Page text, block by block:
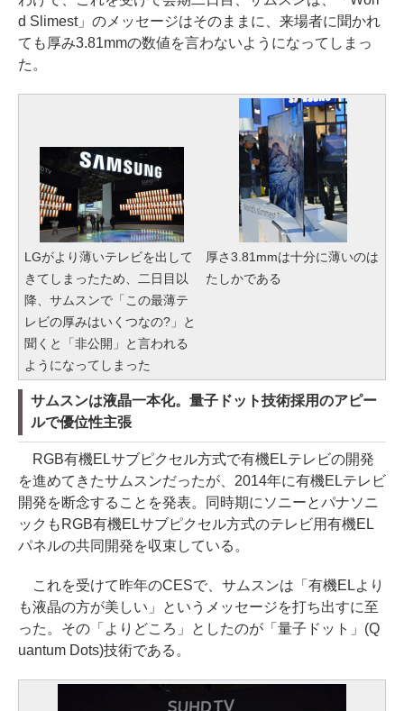
d Slimest」のメッセージはそのままに、来場者に聞かれ
ても厚み3.81mmの数値を言わないようになってしまっ
た。
LGがより薄いテレビを出して
きてしまったため、二日目以
降、サムスンで「この最薄テ
レビの厚みはいくつなの?」と
聞くと「非公開」と言われる
ようになってしまった
厚さ3.81mmは十分に薄いのは
たしかである
サムスンは液晶一本化。量子ドット技術採用のアピー
ルで優位性主張
RGB有機ELサブピクセル方式で有機ELテレビの開発
を進めてきたサムスンだったが、2014年に有機ELテレビ
開発を断念することを発表。同時期にソニーとパナソニ
ックもRGB有機ELサブピクセル方式のテレビ用有機EL
パネルの共同開発を収束している。
これを受けて昨年のCESで、サムスンは「有機ELより
も液晶の方が美しい」というメッセージを打ち出すに至
った。その「よりどころ」としたのが「量子ドット」(Q
uantum Dots)技術である。